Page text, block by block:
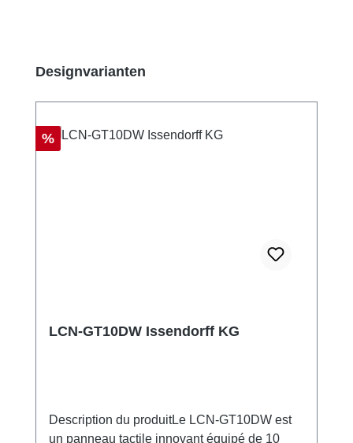
Ignorer la galerie de produits
Designvarianten
Réduction
%
LCN-GT10DW Issendorff KG
Description du produitLe LCN-GT10DW est
un panneau tactile innovant équipé de 10